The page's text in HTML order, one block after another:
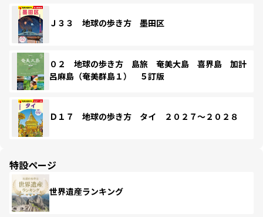
Ｊ３３ 地球の歩き方 墨田区
０２ 地球の歩き方 島旅 奄美大島 喜界島 加計
呂麻島（奄美群島１） ５訂版
Ｄ１７ 地球の歩き方 タイ ２０２７～２０２８
特設ページ
世界遺産ランキング